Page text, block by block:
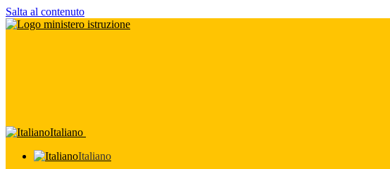
Salta al contenuto
Italiano
Italiano